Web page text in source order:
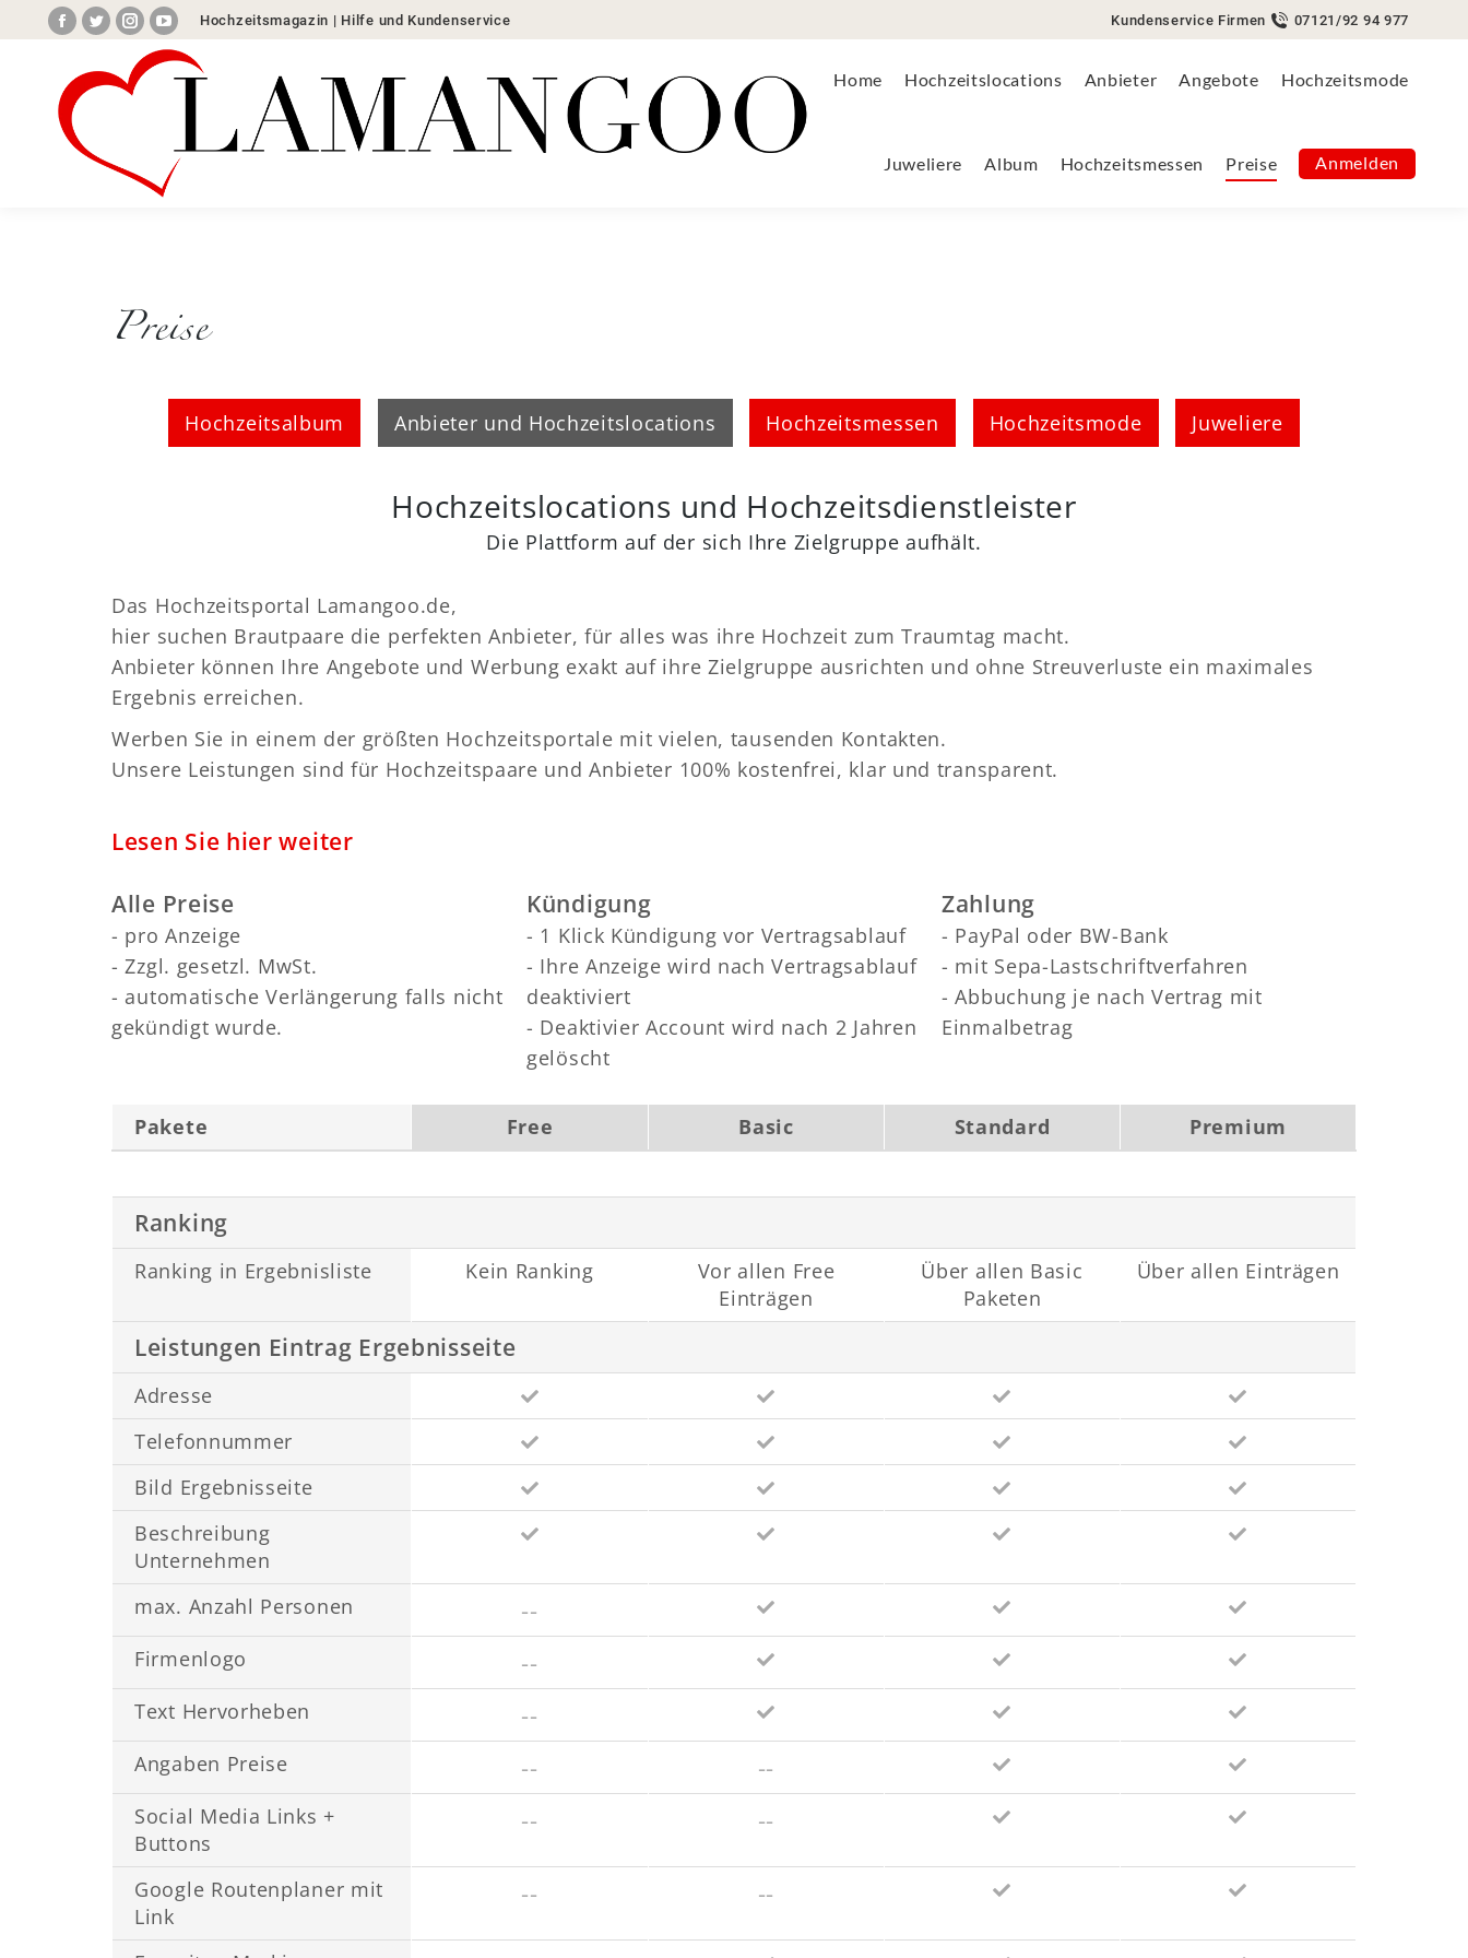
Facebook
TwitterInstagram
YouTube
Hochzeitsmagazin | Hilfe und Kundenservice Kundenservice Firmen 07121/92 94 977
Home Hochzeitslocations Anbieter Angebote Hochzeitsmode
Juweliere Album Hochzeitsmessen Preise Anmelden
Preise
Hochzeitsalbum Anbieter und Hochzeitslocations Hochzeitsmessen Hochzeitsmode Juweliere
Hochzeitslocations und Hochzeitsdienstleister
Die Plattform auf der sich Ihre Zielgruppe aufhält.
Das Hochzeitsportal Lamangoo.de,
hier suchen Brautpaare die perfekten Anbieter, für alles was ihre Hochzeit zum Traumtag macht.
Anbieter können Ihre Angebote und Werbung exakt auf ihre Zielgruppe ausrichten und ohne Streuverluste ein maximales
Ergebnis erreichen.
Werben Sie in einem der größten Hochzeitsportale mit vielen, tausenden Kontakten.
Unsere Leistungen sind für Hochzeitspaare und Anbieter 100% kostenfrei, klar und transparent.
Lesen Sie hier weiter
Alle Preise
- pro Anzeige
- Zzgl. gesetzl. MwSt.
- automatische Verlängerung falls nicht
gekündigt wurde.
Kündigung
- 1 Klick Kündigung vor Vertragsablauf
- Ihre Anzeige wird nach Vertragsablauf
deaktiviert
- Deaktivier Account wird nach 2 Jahren
gelöscht
Zahlung
- PayPal oder BW-Bank
- mit Sepa-Lastschriftverfahren
- Abbuchung je nach Vertrag mit
Einmalbetrag
Pakete Free Basic Standard Premium
Ranking
Ranking in Ergebnisliste Kein Ranking
Vor allen Free
Einträgen
Über allen Basic
Paketen
Über allen Einträgen
Leistungen Eintrag Ergebnisseite
Adresse
Telefonnummer
Bild Ergebnisseite
Beschreibung
Unternehmen
max. Anzahl Personen
--
Firmenlogo --
Text Hervorheben --
Angaben Preise -- --
Social Media Links +
Buttons
-- --
Google Routenplaner mit
Link
-- --
Home Hochzeitslocations Anbieter Angebote Hochzeitsmode Juweliere Album Hochzeitsmessen Preise Anmelden